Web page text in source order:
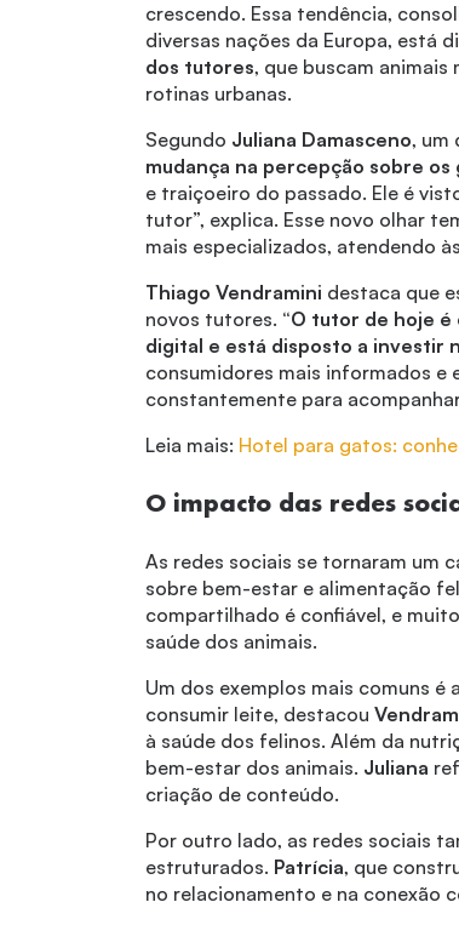
crescendo. Essa tendência,
diversas nações da Europa, está
dos tutores, que buscam
rotinas urbanas.
Segundo Juliana Damasceno, um
mudança na percepção sobre os
e traiçoeiro do passado. Ele é
tutor”, explica. Esse novo olhar
mais especializados, atendendo
Thiago Vendramini destaca que
novos tutores. “O tutor de hoje é
digital e está disposto a investir
consumidores mais informados e
constantemente para
Leia mais: Hotel para gatos:
O impacto das redes
As redes sociais se tornaram um
sobre bem-estar e alimentação
compartilhado é confiável, e
saúde dos animais.
Um dos exemplos mais comuns
consumir leite, destacou
à saúde dos felinos. Além da
bem-estar dos animais. Juliana
criação de conteúdo.
Por outro lado, as redes sociais
estruturados. Patrícia, que
no relacionamento e na conexão